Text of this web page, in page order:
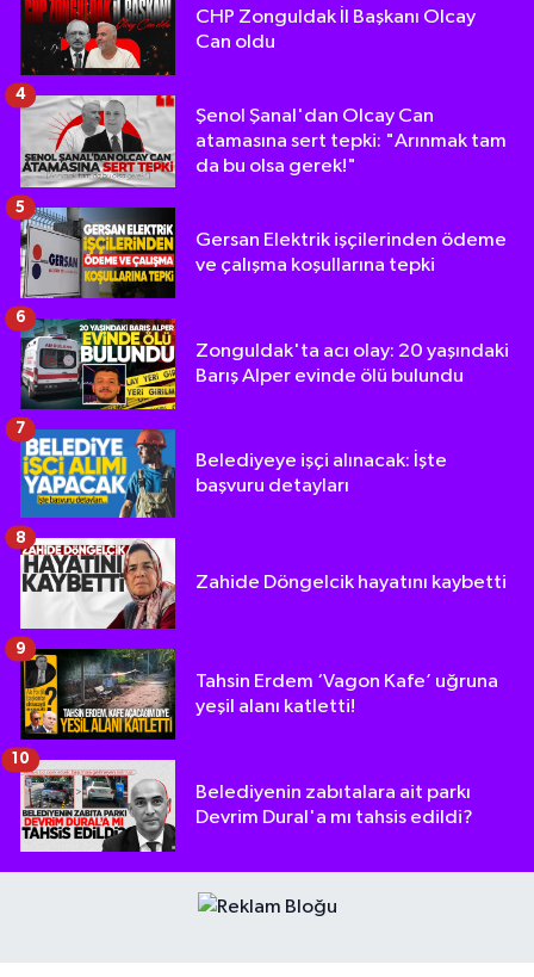
CHP Zonguldak İl Başkanı Olcay
Can oldu
Şenol Şanal'dan Olcay Can
atamasına sert tepki: "Arınmak tam
da bu olsa gerek!"
4
Gersan Elektrik işçilerinden ödeme
ve çalışma koşullarına tepki
5
Zonguldak'ta acı olay: 20 yaşındaki
Barış Alper evinde ölü bulundu
6
Belediyeye işçi alınacak: İşte
başvuru detayları
7
Zahide Döngelcik hayatını kaybetti
8
Tahsin Erdem ‘Vagon Kafe’ uğruna
yeşil alanı katletti!
9
Belediyenin zabıtalara ait parkı
Devrim Dural'a mı tahsis edildi?
10